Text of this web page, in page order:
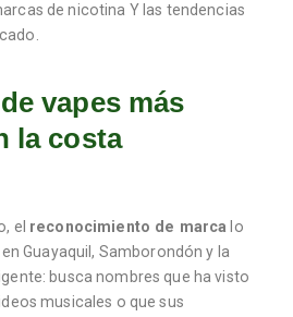
de nicotina Y las tendencias
vapes más
la costa
el reconocimiento de marca lo
Guayaquil, Samborondón y la
busca nombres que ha visto
musicales o que sus